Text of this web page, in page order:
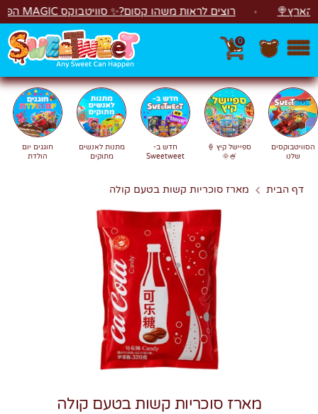
דלג רוצים לראות משהו קסום?✨ סוויטבוקס MAGIC הפך ל"מכונת משחקים"! 🎁🕹️
0
חפשחיפוש
הסוויטבוקסים
שלנו
ספיישל קיץ 🍦
🍧🌞
חדש ב-
Sweetweet
מתנות לאנשים
מתוקים
חוגגים יום
הולדת
דף הבית מארז סוכריות קשות בטעם קולה
מארז סוכריות קשות בטעם קולה